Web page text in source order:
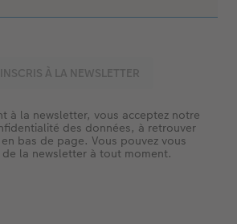
à la newsletter, vous acceptez notre
des données, à retrouver
bas de page. Vous pouvez vous
de la newsletter à tout moment.